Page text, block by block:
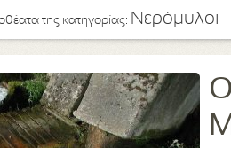
της κατηγορίας: Νερόμυλοι